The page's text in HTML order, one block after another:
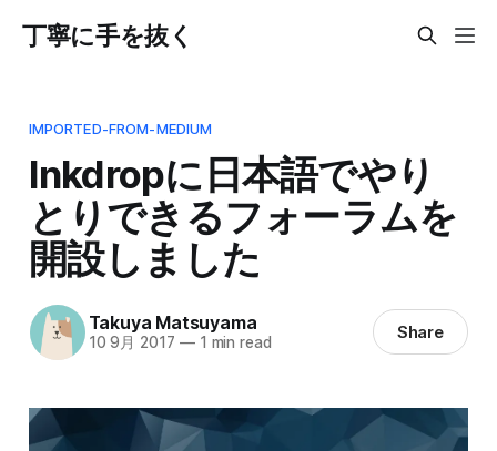
丁寧に手を抜く
IMPORTED-FROM-MEDIUM
Inkdropに日本語でやり
とりできるフォーラムを
開設しました
Takuya Matsuyama
10 9月 2017 —1 min read Share